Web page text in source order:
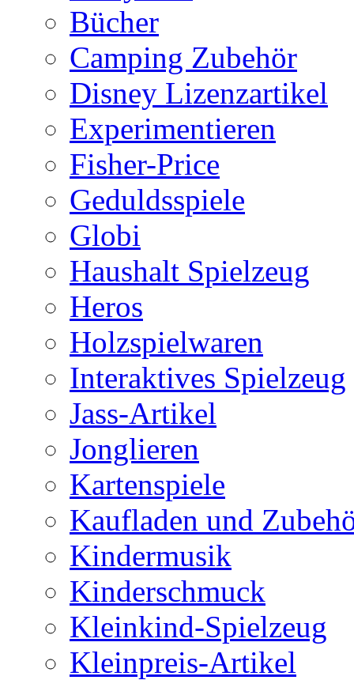
Bücher
Camping Zubehör
Disney Lizenzartikel
Experimentieren
Fisher-Price
Geduldsspiele
Globi
Haushalt Spielzeug
Heros
Holzspielwaren
Interaktives Spielzeug
Jass-Artikel
Jonglieren
Kartenspiele
Kaufladen und
Kindermusik
Kinderschmuck
Kleinkind-Spielzeug
Kleinpreis-Artikel